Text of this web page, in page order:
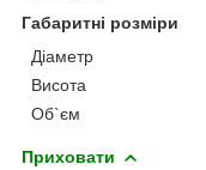
Габаритні розміри
Діаметр
Висота
Об`єм
Приховати